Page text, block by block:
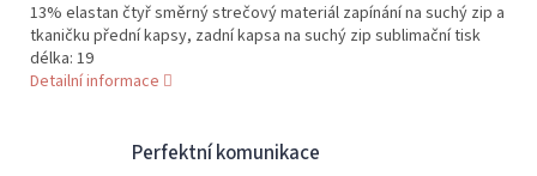
13% elastan čtyř směrný strečový materiál zapínání na suchý zip a
tkaničku přední kapsy, zadní kapsa na suchý zip sublimační tisk
délka: 19
Detailní informace
Perfektní komunikace